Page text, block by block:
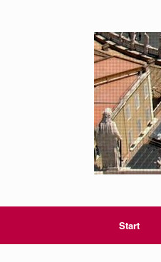
Start